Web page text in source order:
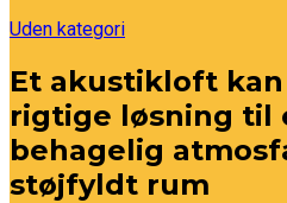
Uden kategori
Et akustikloft
rigtige løsning til
behagelig
støjfyldt rum